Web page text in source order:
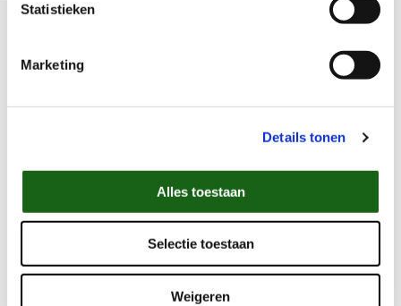
Statistieken
Marketing
Details tonen
Alles toestaan
Selectie toestaan
Weigeren